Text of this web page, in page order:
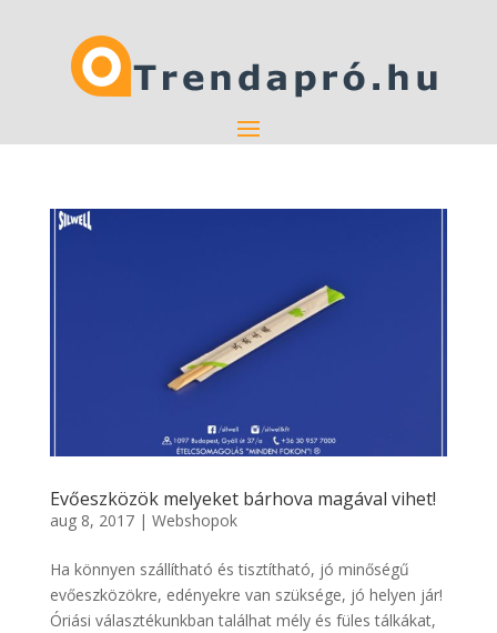
Evőeszközök melyeket bárhova magával vihet!
aug 8, 2017| Webshopok
Ha könnyen szállítható és tisztítható, jó minőségű
evőeszközökre, edényekre van szüksége, jó helyen jár!
Óriási választékunkban találhat mély és füles tálkákat,